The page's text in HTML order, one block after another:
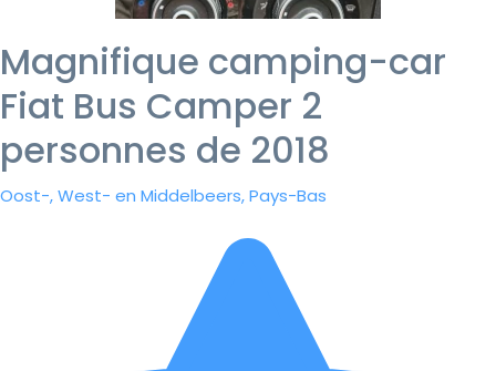
Magnifique camping-car
Fiat Bus Camper 2
personnes de 2018
Oost-, West- en Middelbeers, Pays-Bas